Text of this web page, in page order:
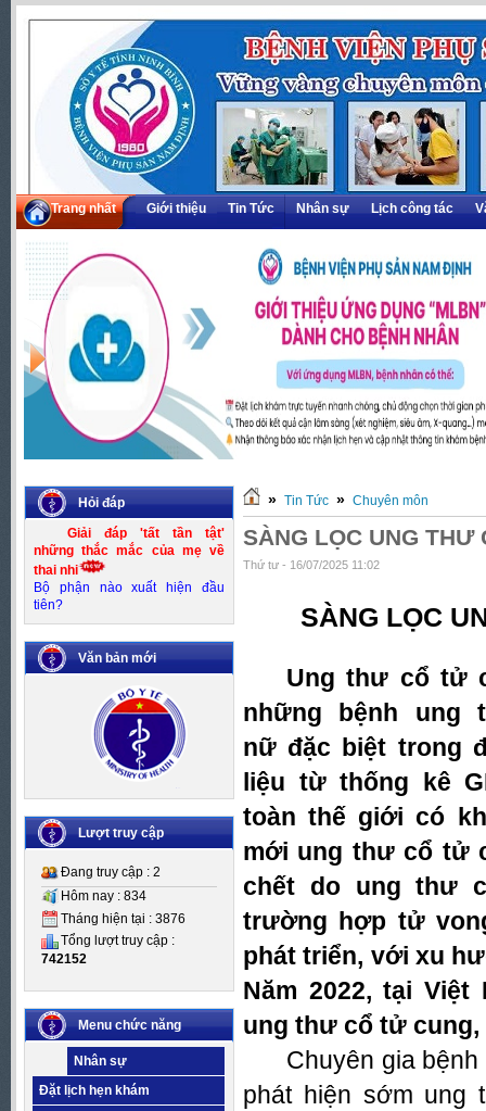
Trang nhất Giới thiệu Tin Tức Nhân sự Lịch công tác
Hỏi đáp
Giải đáp 'tất tần tật'
những thắc mắc của mẹ về
thai nhi
Bộ phận nào xuất hiện đầu
tiên?
Văn bản mới
Số:Số 83/KH-UBND
Tên:(Kế hoạch thực hiện Đề án
Kiểm soát mất cân bằng giới
tính khi sinh giai đoạn 2016-
2020)
Ngày BH: (24/10/2016)
Lượt truy cập
Đang truy cập : 2
Hôm nay : 834
Tháng hiện tại : 3876
Tổng lượt truy cập :
742152
Menu chức năng
Nhân sự
Đặt lịch hẹn khám
» Tin Tức » Chuyên môn
SÀNG LỌC UNG THƯ
Thứ tư - 16/07/2025 11:02
SÀNG LỌC
Ung thư cổ tử
những bệnh ung
nữ đặc biệt trong
liệu từ thống kê
toàn thế giới có
mới ung thư cổ tử
chết do ung thư
trường hợp tử
phát triển, với xu
Năm 2022, tại
ung thư cổ tử
Chuyên gia bệnh
phát hiện sớm ung